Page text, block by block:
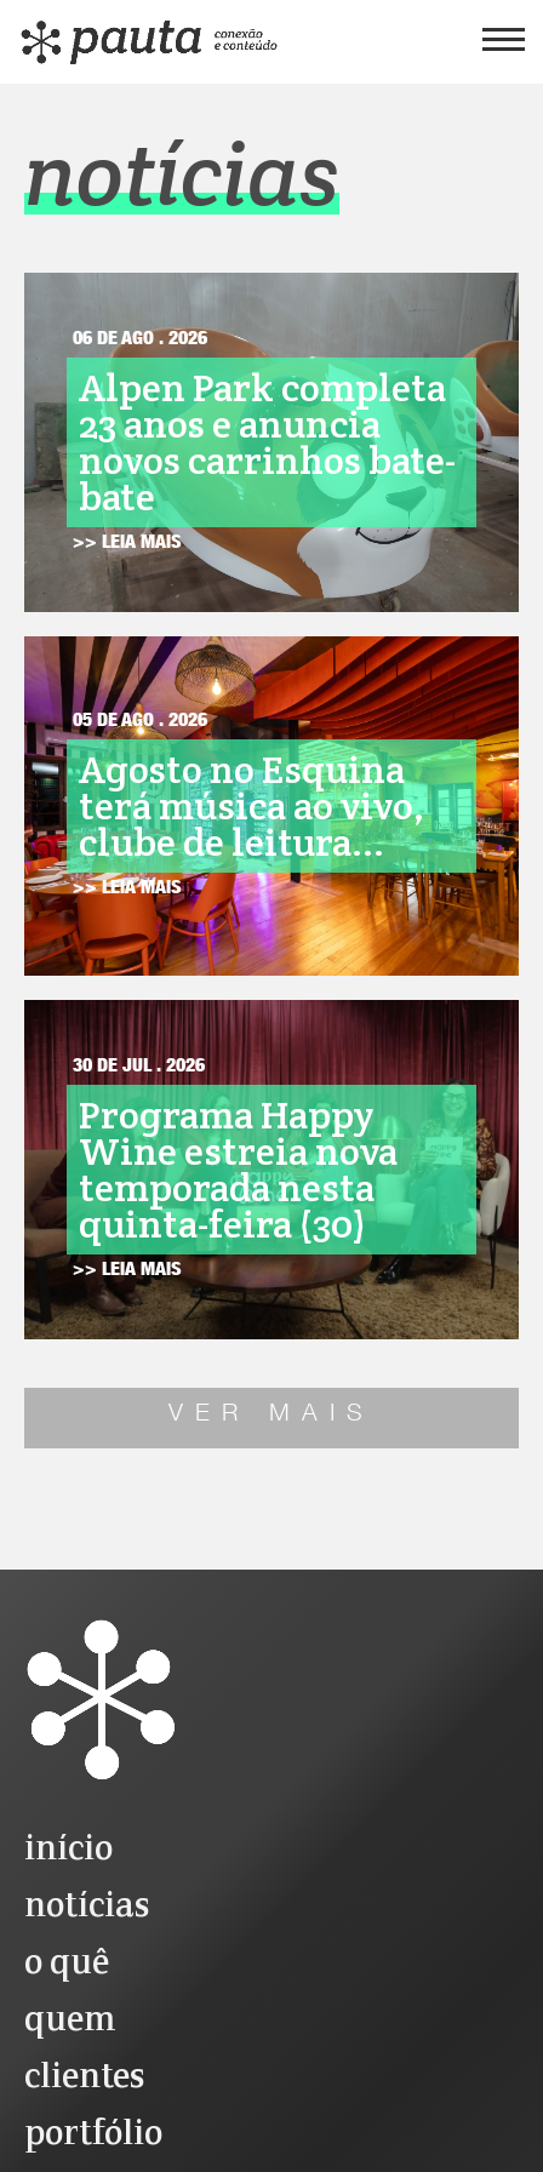
notícias
06 DE AGO . 2026
Alpen Park completa
23 anos e anuncia
novos carrinhos bate-
bate
>> LEIA MAIS
05 DE AGO . 2026
Agosto no Esquina
terá música ao vivo,
clube de leitura...
>> LEIA MAIS
30 DE JUL . 2026
Programa Happy
Wine estreia nova
temporada nesta
quinta-feira (30)
>> LEIA MAIS
VER MAIS
início
notícias
o quê
quem
clientes
portfólio